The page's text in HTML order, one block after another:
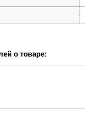
о товаре: